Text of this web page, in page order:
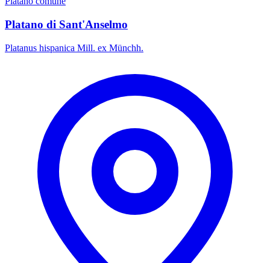
Platano di Sant'Anselmo
Platanus hispanica Mill. ex Münchh.